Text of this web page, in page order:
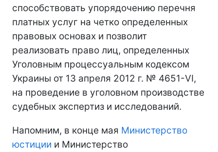
способствовать упорядочению перечня
платных услуг на четко определенных
правовых основах и позволит
реализовать право лиц, определенных
Уголовным процессуальным кодексом
Украины от 13 апреля 2012 г. № 4651-VI,
на проведение в уголовном производстве
судебных экспертиз и исследований.
Напомним, в конце мая Министерство
юстиции и Министерство